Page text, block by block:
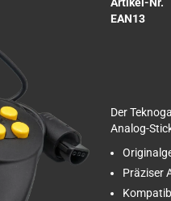
Artikel-Nr.
EAN13
Der
Analog-
Präziser